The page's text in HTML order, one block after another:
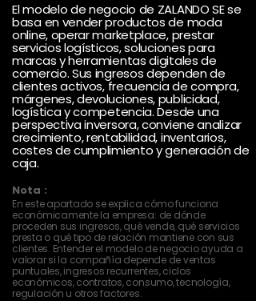
El modelo de negocio de ZALANDO SE se
basa en vender productos de moda
online, operar marketplace, prestar
servicios logísticos, soluciones para
marcas y herramientas digitales de
comercio. Sus ingresos dependen de
clientes activos, frecuencia de compra,
márgenes, devoluciones, publicidad,
logística y competencia. Desde una
perspectiva inversora, conviene analizar
crecimiento, rentabilidad, inventarios,
costes de cumplimiento y generación de
caja.
Nota :
En este apartado se explica cómo funciona
económicamente la empresa: de dónde
proceden sus ingresos, qué vende, qué servicios
presta o qué tipo de relación mantiene con sus
clientes. Entender el modelo de negocio ayuda a
valorar si la compañía depende de ventas
puntuales, ingresos recurrentes, ciclos
económicos, contratos, consumo, tecnología,
regulación u otros factores.